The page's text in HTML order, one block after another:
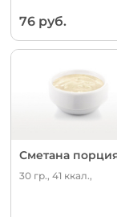
76 руб.
Сметана
30 гр., 41 ккал.,